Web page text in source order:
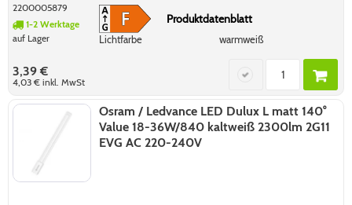
2200005879
1-2 Werktage
auf Lager
Produktdatenblatt
Lichtfarbe warmweiß
3,39 €
4,03 €inkl. MwSt
Osram / Ledvance LED Dulux L matt 140°
Value 18-36W/840 kaltweiß 2300lm 2G11
EVG AC 220-240V